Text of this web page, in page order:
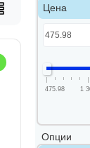
Цена
475.98 1
Опции